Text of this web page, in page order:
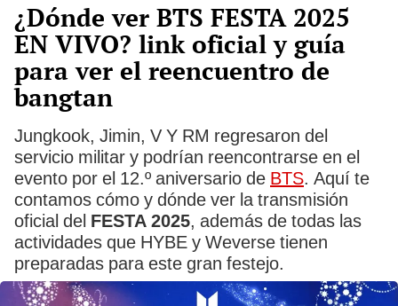
¿Dónde ver BTS FESTA 2025
EN VIVO? link oficial y guía
para ver el reencuentro de
bangtan
Jungkook, Jimin, V Y RM regresaron del
servicio militar y podrían reencontrarse en el
evento por el 12.º aniversario de BTS. Aquí te
contamos cómo y dónde ver la transmisión
oficial del FESTA 2025, además de todas las
actividades que HYBE y Weverse tienen
preparadas para este gran festejo.